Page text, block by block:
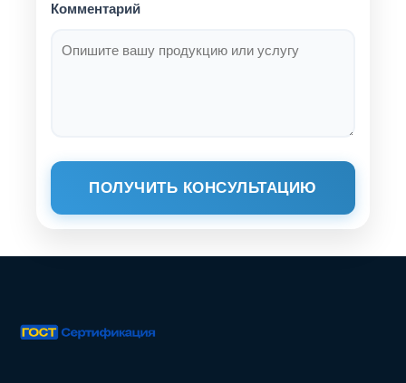
Комментарий
ПОЛУЧИТЬ КОНСУЛЬТАЦИЮ